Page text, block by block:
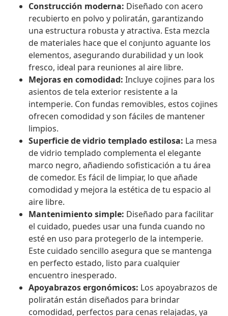
Construcción moderna: Diseñado con acero
recubierto en polvo y poliratán, garantizando
una estructura robusta y atractiva. Esta mezcla
de materiales hace que el conjunto aguante los
elementos, asegurando durabilidad y un look
fresco, ideal para reuniones al aire libre.
Mejoras en comodidad: Incluye cojines para los
asientos de tela exterior resistente a la
intemperie. Con fundas removibles, estos cojines
ofrecen comodidad y son fáciles de mantener
limpios.
Superficie de vidrio templado estilosa: La mesa
de vidrio templado complementa el elegante
marco negro, añadiendo sofisticación a tu área
de comedor. Es fácil de limpiar, lo que añade
comodidad y mejora la estética de tu espacio al
aire libre.
Mantenimiento simple: Diseñado para facilitar
el cuidado, puedes usar una funda cuando no
esté en uso para protegerlo de la intemperie.
Este cuidado sencillo asegura que se mantenga
en perfecto estado, listo para cualquier
encuentro inesperado.
Apoyabrazos ergonómicos: Los apoyabrazos de
poliratán están diseñados para brindar
comodidad, perfectos para cenas relajadas, ya